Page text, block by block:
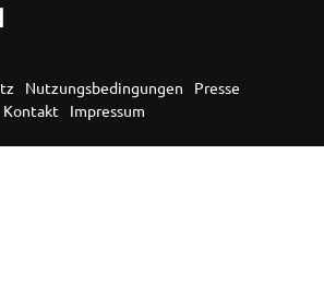
Nutzungsbedingungen
Presse
Kontakt Impressum